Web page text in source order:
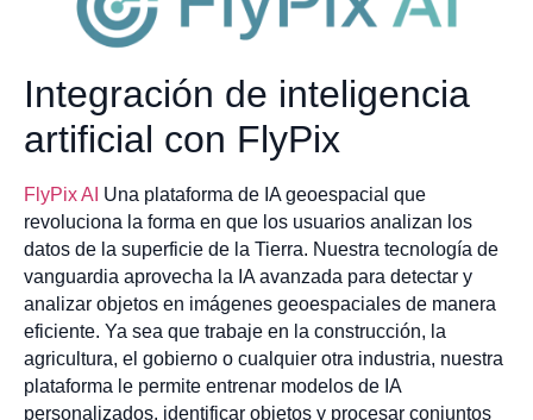
Integración de inteligencia
artificial con FlyPix
FlyPix AI Una plataforma de IA geoespacial que
revoluciona la forma en que los usuarios analizan los
datos de la superficie de la Tierra. Nuestra tecnología de
vanguardia aprovecha la IA avanzada para detectar y
analizar objetos en imágenes geoespaciales de manera
eficiente. Ya sea que trabaje en la construcción, la
agricultura, el gobierno o cualquier otra industria, nuestra
plataforma le permite entrenar modelos de IA
personalizados, identificar objetos y procesar conjuntos